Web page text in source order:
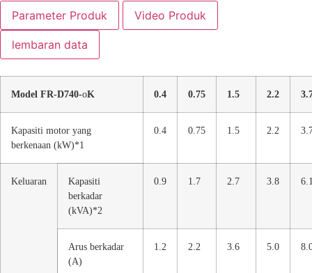
Parameter Produk Video Produk
lembaran data
Model FR-D740-oK 0.4 0.75 1.5 2.2
Kapasiti motor yang
berkenaan (kW)*1
0.4 0.75 1.5 2.2
Keluaran
Kapasiti
berkadar
(kVA)*2
0.9 1.7 2.7 3.8
Arus berkadar
(A)
1.2 2.2 3.6 5.0